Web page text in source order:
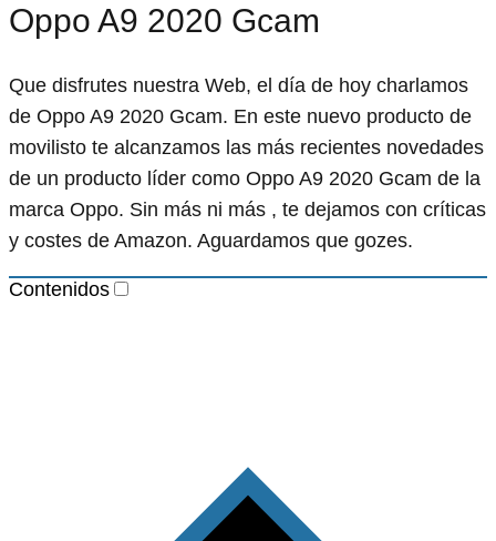
Oppo A9 2020 Gcam
Que disfrutes nuestra Web, el día de hoy charlamos
de Oppo A9 2020 Gcam. En este nuevo producto de
movilisto te alcanzamos las más recientes novedades
de un producto líder como Oppo A9 2020 Gcam de la
marca Oppo. Sin más ni más , te dejamos con críticas
y costes de Amazon. Aguardamos que gozes.
Contenidos